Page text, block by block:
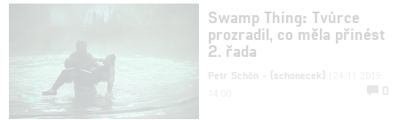
Swamp Thing: Tvůrce
prozradil, co měla přinést
2. řada
Petr Schön - (schonecek)
0